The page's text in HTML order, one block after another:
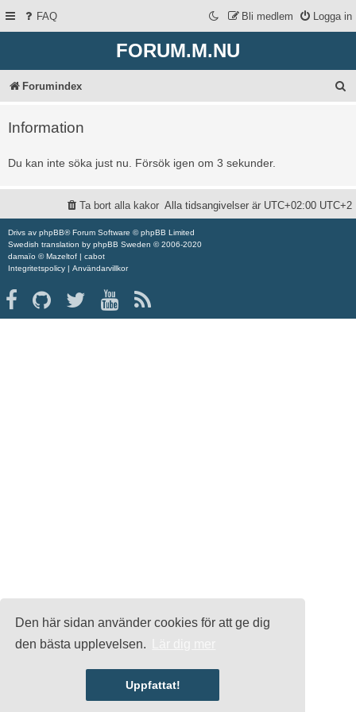
Den här sidan använder cookies för att ge dig
den bästa upplevelsen.
Uppfattat!
FAQ Logga in
Bli medlem
FORUM.M.NU
Forumindex
Information
Du kan inte söka just nu. Försök igen om 3 sekunder.
Alla tidsangivelser är UTC+02:00 UTC+2
Ta bort alla kakor
Drivs av phpBB® Forum Software © phpBB Limited
Swedish translation by phpBB Sweden © 2006-2020
damaïo ©Mazeltof | cabot
Integritetspolicy | Användarvillkor